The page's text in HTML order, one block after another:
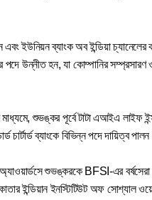
ইউনিয়ন ব্যাংক অব ইন্ডিয়া চ্যানেলের
উন্নীত হন, যা কোম্পানির সম্প্রসারণ ও
মাধ্যমে, শুভঙ্কর পূর্বে টাটা এআইএ লাইফ
ব্যাংকে বিভিন্ন পদে দায়িত্ব
শুভঙ্করকে BFSI-এর
ইন্ডিয়ান ইনস্টিটিউট অফ সোশ্যাল